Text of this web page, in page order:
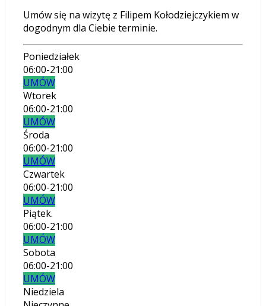
Umów się na wizytę z Filipem Kołodziejczykiem w
dogodnym dla Ciebie terminie.
Poniedziałek
06:00-21:00
UMÓW
Wtorek
06:00-21:00
UMÓW
Środa
06:00-21:00
UMÓW
Czwartek
06:00-21:00
UMÓW
Piątek.
06:00-21:00
UMÓW
Sobota
06:00-21:00
UMÓW
Niedziela